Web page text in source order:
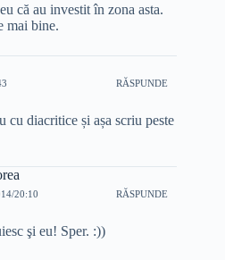
că au investit în zona asta.
mai bine.
RĂSPUNDE
cu diacritice și așa scriu peste
20:10 RĂSPUNDE
şi eu! Sper. :))